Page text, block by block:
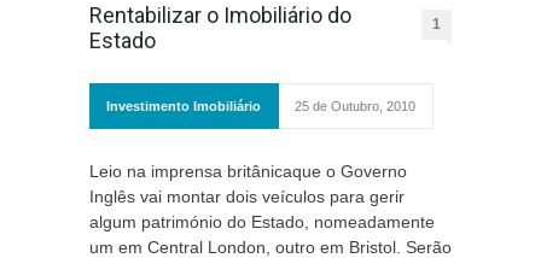
Rentabilizar o Imobiliário do
Estado
1
Investimento Imobiliário 25 de Outubro, 2010
Leio na imprensa britânicaque o Governo
Inglês vai montar dois veículos para gerir
algum património do Estado, nomeadamente
um em Central London, outro em Bristol. Serão